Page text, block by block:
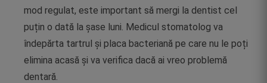
mod regulat, este important să mergi la dentist cel
puțin o dată la șase luni. Medicul stomatolog va
îndepărta tartrul și placa bacteriană pe care nu le poți
elimina acasă și va verifica dacă ai vreo problemă
dentară.